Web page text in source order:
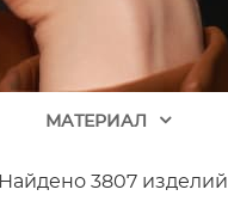
МАТЕРИАЛ
Найдено 3807 изделий